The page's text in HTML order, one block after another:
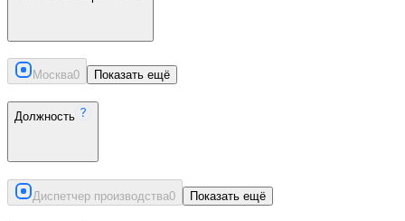
Москва0 Показать ещё
Должность
Диспетчер производства0 Показать ещё